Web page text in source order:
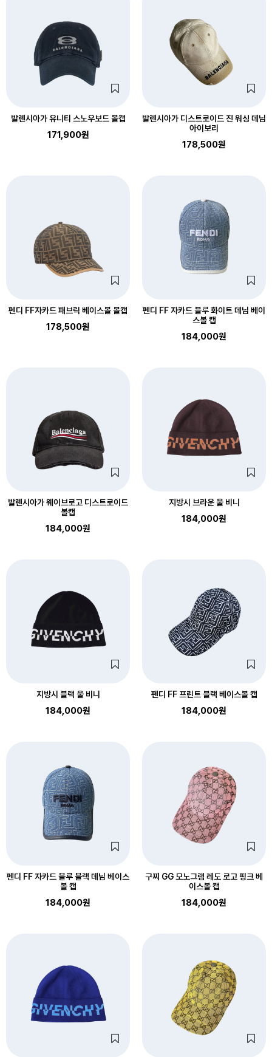
발렌시아가 유니티 스노우보드 볼캡
171,900원
발렌시아가 디스트로이드 진 워싱 데님
아이보리
178,500원
펜디 FF자카드 패브릭 베이스볼 볼캡
178,500원
펜디 FF 자카드 블루 화이트 데님 베이
스볼 캡
184,000원
발렌시아가 웨이브로고 디스트로이드
볼캡
184,000원
지방시 브라운 울 비니
184,000원
지방시 블랙 울 비니
184,000원
펜디 FF 프린트 블랙 베이스볼 캡
184,000원
펜디 FF 자카드 블루 블랙 데님 베이스
볼 캡
184,000원
구찌 GG 모노그램 레도 로고 핑크 베
이스볼 캡
184,000원